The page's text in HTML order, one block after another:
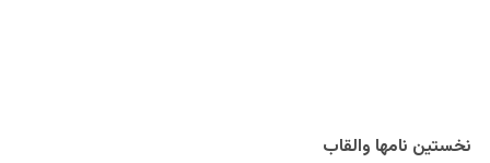
نخستین نامها والقاب